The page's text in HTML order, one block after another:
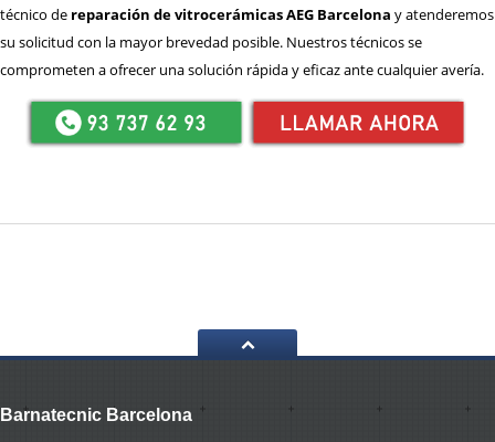
técnico de reparación de vitrocerámicas AEG Barcelona y atenderemos
su solicitud con la mayor brevedad posible. Nuestros técnicos se
comprometen a ofrecer una solución rápida y eficaz ante cualquier avería.
Barnatecnic Barcelona